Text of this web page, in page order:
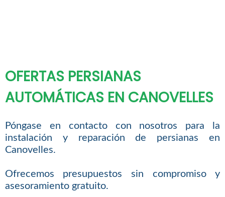
OFERTAS PERSIANAS
AUTOMÁTICAS EN CANOVELLES
Póngase en contacto con nosotros para la
instalación y reparación de persianas en
Canovelles.
Ofrecemos presupuestos sin compromiso y
asesoramiento gratuito.